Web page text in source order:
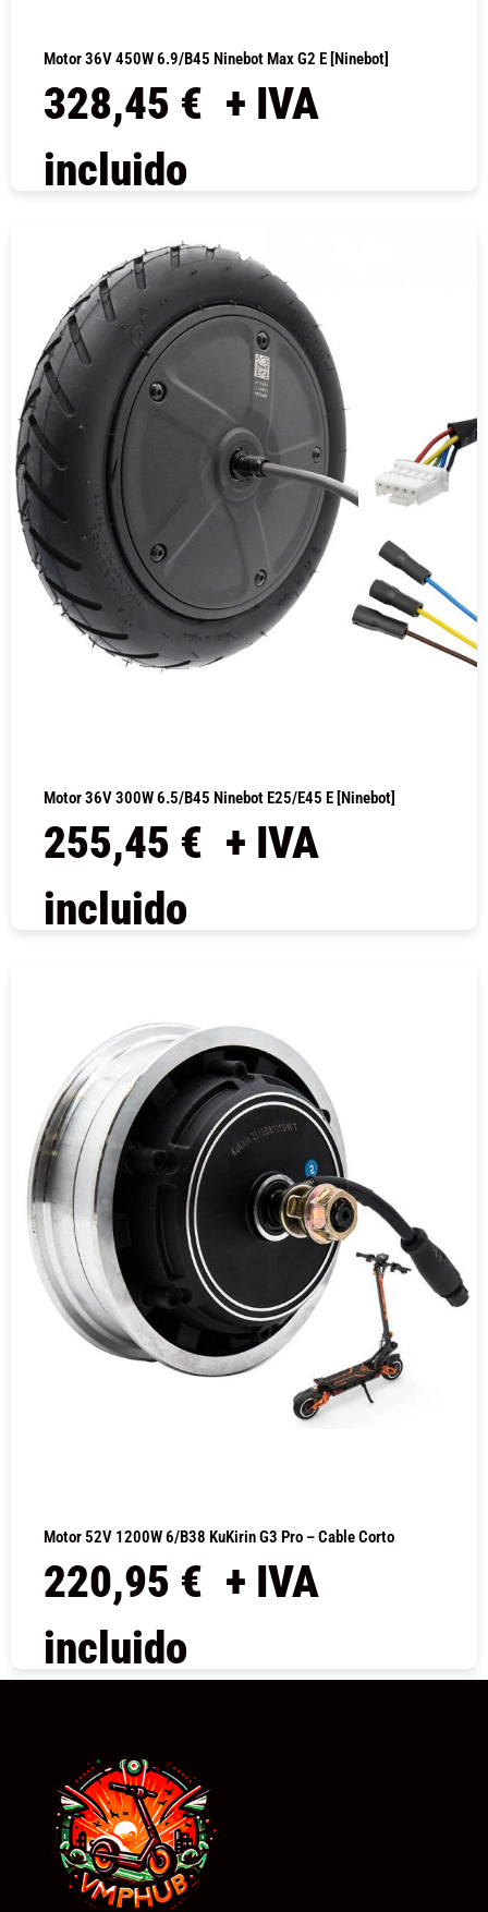
Motor 36V 450W 6.9/B45 Ninebot Max G2 E [Ninebot]
328,45 € + IVA
incluido
Motor 36V 300W 6.5/B45 Ninebot E25/E45 E [Ninebot]
255,45 € + IVA
incluido
Motor 52V 1200W 6/B38 KuKirin G3 Pro – Cable Corto
220,95 € + IVA
incluido